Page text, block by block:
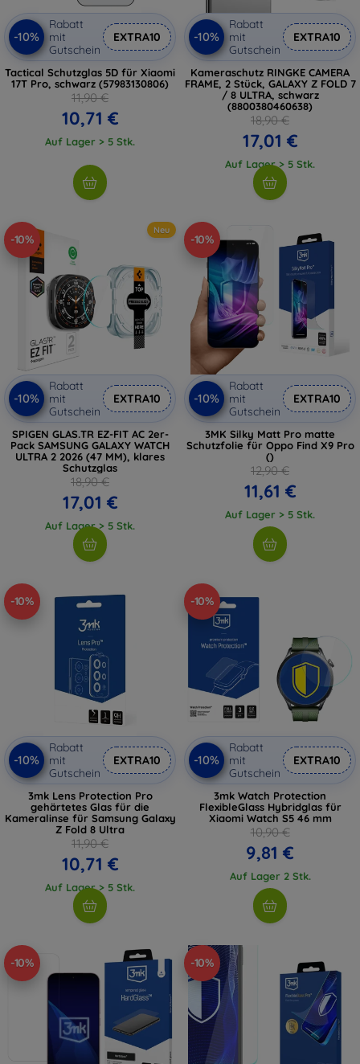
-10%
Rabatt
mit
Gutschein
EXTRA10
Tactical Schutzglas 5D für Xiaomi
17T Pro, schwarz (57983130806)
11,90 €
10,71 €
Auf Lager > 5 Stk.
-10%
Rabatt
mit
Gutschein
EXTRA10
Kameraschutz RINGKE CAMERA
FRAME, 2 Stück, GALAXY Z FOLD 7
/ 8 ULTRA, schwarz
(8800380460638)
18,90 €
17,01 €
Auf Lager > 5 Stk.
-10%
Neu
-10%
Rabatt
mit
Gutschein
EXTRA10
SPIGEN GLAS.TR EZ-FIT AC 2er-
Pack SAMSUNG GALAXY WATCH
ULTRA 2 2026 (47 MM), klares
Schutzglas
18,90 €
17,01 €
Auf Lager > 5 Stk.
-10%
-10%
Rabatt
mit
Gutschein
EXTRA10
3MK Silky Matt Pro matte
Schutzfolie für Oppo Find X9 Pro
()
12,90 €
11,61 €
Auf Lager > 5 Stk.
-10%
-10%
Rabatt
mit
Gutschein
EXTRA10
3mk Lens Protection Pro
gehärtetes Glas für die
Kameralinse für Samsung Galaxy
Z Fold 8 Ultra
11,90 €
10,71 €
Auf Lager > 5 Stk.
-10%
-10%
Rabatt
mit
Gutschein
EXTRA10
3mk Watch Protection
FlexibleGlass Hybridglas für
Xiaomi Watch S5 46 mm
10,90 €
9,81 €
Auf Lager 2 Stk.
-10% -10%